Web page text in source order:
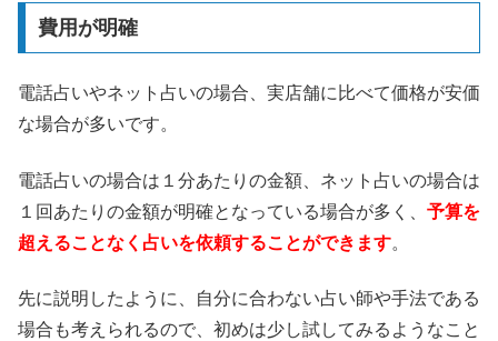
費用が明確
電話占いやネット占いの場合、実店舗に比べて価格が安価
な場合が多いです。
電話占いの場合は１分あたりの金額、ネット占いの場合は
１回あたりの金額が明確となっている場合が多く、 予算を
超えることなく占いを依頼することができます。
先に説明したように、自分に合わない占い師や手法である
場合も考えられるので、初めは少し試してみるようなこと